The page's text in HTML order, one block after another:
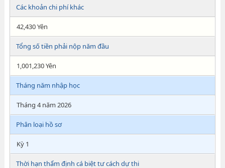
Các khoản chi phí khác
42,430 Yên
Tổng số tiền phải nộp năm đầu
1,001,230 Yên
Tháng năm nhập học
Tháng 4 năm 2026
Phân loại hồ sơ
Kỳ 1
Thời hạn thẩm định cá biệt tư cách dự thi